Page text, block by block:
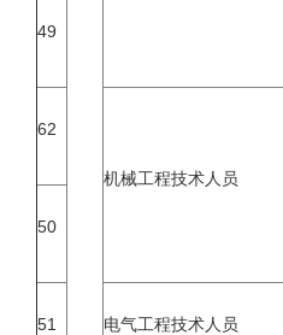
49
62
机械工程技术人员
50
51 电气工程技术人员